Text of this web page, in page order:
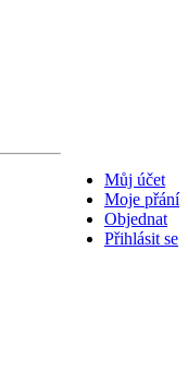
Můj účet
Moje přání
Objednat
Přihlásit se